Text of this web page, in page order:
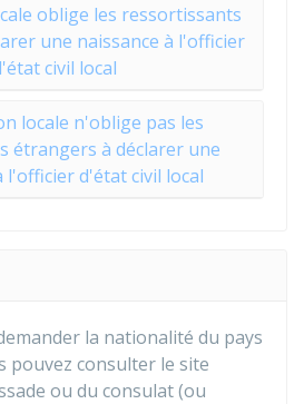
oblige les ressortissants
une naissance à l'officier
civil local
locale n'oblige pas les
étrangers à déclarer une
l'officier d'état civil local
la nationalité du pays
pouvez consulter le site
ou du consulat (ou